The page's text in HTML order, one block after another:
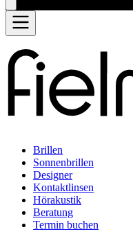
Brillen
Sonnenbrillen
Designer
Kontaktlinsen
Hörakustik
Beratung
Termin buchen